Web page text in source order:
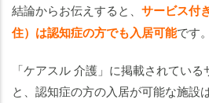
の
費
相
場
結論からお伝えすると、 サービス付
住）は認知症の方でも入居可能です。
「ケアスル 介護」に掲載されてい
と、認知症の方の入居が可能な施設